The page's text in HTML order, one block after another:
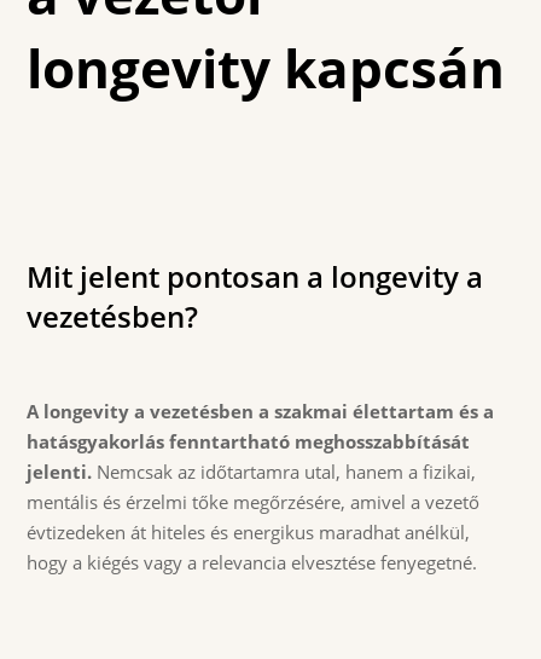
longevity kapcsán
Mit jelent pontosan a longevity a
vezetésben?
A longevity a vezetésben a szakmai élettartam és a
hatásgyakorlás fenntartható meghosszabbítását
jelenti. Nemcsak az időtartamra utal, hanem a fizikai,
mentális és érzelmi tőke megőrzésére, amivel a vezető
évtizedeken át hiteles és energikus maradhat anélkül,
hogy a kiégés vagy a relevancia elvesztése fenyegetné.